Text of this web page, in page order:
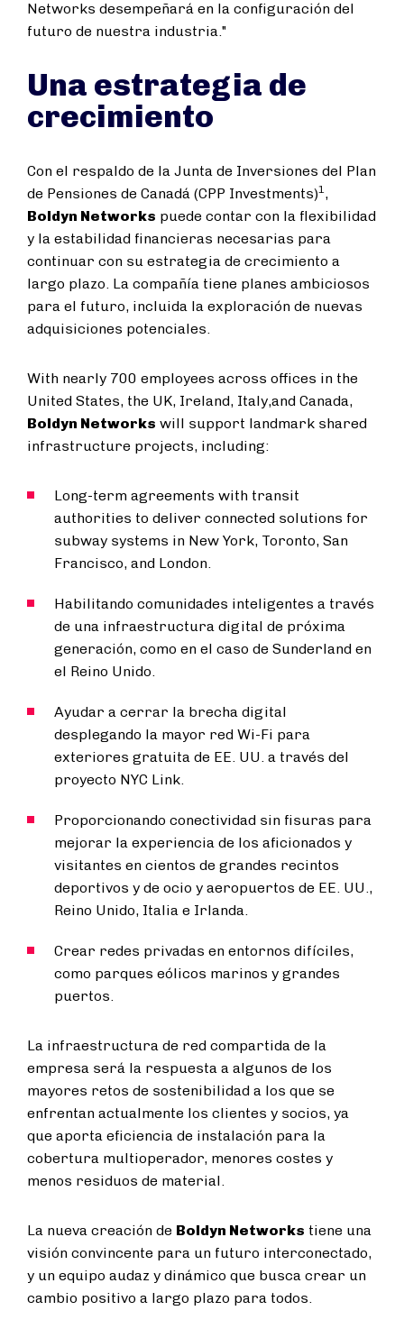
Networks desempeñará en la configuración del
futuro de nuestra industria."
Una estrategia de
crecimiento
Con el respaldo de la Junta de Inversiones del Plan
de Pensiones de Canadá (CPP Investments)1,
Boldyn Networks puede contar con la flexibilidad
y la estabilidad financieras necesarias para
continuar con su estrategia de crecimiento a
largo plazo. La compañía tiene planes ambiciosos
para el futuro, incluida la exploración de nuevas
adquisiciones potenciales.
With nearly 700 employees across offices in the
United States, the UK, Ireland, Italy,and Canada,
Boldyn Networks will support landmark shared
infrastructure projects, including:
Long-term agreements with transit
authorities to deliver connected solutions for
subway systems in New York, Toronto, San
Francisco, and London.
Habilitando comunidades inteligentes a través
de una infraestructura digital de próxima
generación, como en el caso de Sunderland en
el Reino Unido.
Ayudar a cerrar la brecha digital
desplegando la mayor red Wi-Fi para
exteriores gratuita de EE. UU. a través del
proyecto NYC Link.
Proporcionando conectividad sin fisuras para
mejorar la experiencia de los aficionados y
visitantes en cientos de grandes recintos
deportivos y de ocio y aeropuertos de EE. UU.,
Reino Unido, Italia e Irlanda.
Crear redes privadas en entornos difíciles,
como parques eólicos marinos y grandes
puertos.
La infraestructura de red compartida de la
empresa será la respuesta a algunos de los
mayores retos de sostenibilidad a los que se
enfrentan actualmente los clientes y socios, ya
que aporta eficiencia de instalación para la
cobertura multioperador, menores costes y
menos residuos de material.
La nueva creación de Boldyn Networks tiene una
visión convincente para un futuro interconectado,
y un equipo audaz y dinámico que busca crear un
cambio positivo a largo plazo para todos.